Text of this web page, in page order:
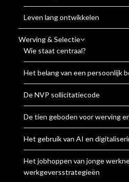
Leven lang ontwikkelen
Werving & Selectie
Wie staat centraal?
Het belang van een persoonlijk
De NVP sollicitatiecode
De tien geboden voor werving
Het gebruik van AI en
Het jobhoppen van jonge
werkgeversstrategieën